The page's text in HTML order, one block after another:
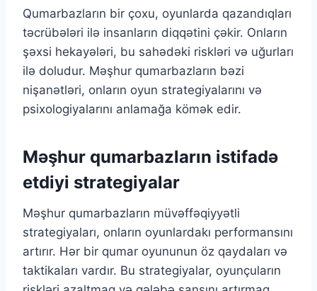
Qumarbazların bir çoxu, oyunlarda qazandıqları
təcrübələri ilə insanların diqqətini çəkir. Onların
şəxsi hekayələri, bu sahədəki riskləri və uğurları
ilə doludur. Məşhur qumarbazların bəzi
nişanətləri, onların oyun strategiyalarını və
psixologiyalarını anlamağa kömək edir.
Məşhur qumarbazların istifadə
etdiyi strategiyalar
Məşhur qumarbazların müvəffəqiyyətli
strategiyaları, onların oyunlardakı performansını
artırır. Hər bir qumar oyununun öz qaydaları və
taktikaları vardır. Bu strategiyalar, oyunçuların